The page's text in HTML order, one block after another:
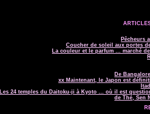
Pêcheurs
Coucher de soleil aux portes
La couleur et le parfum ... marché
De
xx Maintenant, le Japon est
Les 24 temples du Daitoku-ji à Kyoto ... où il est
de Thé, Sen